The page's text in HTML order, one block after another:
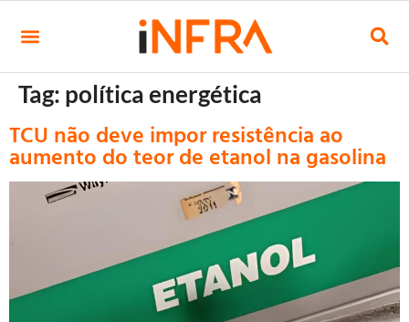
Tag: política energética
TCU não deve impor resistência ao
aumento do teor de etanol na gasolina